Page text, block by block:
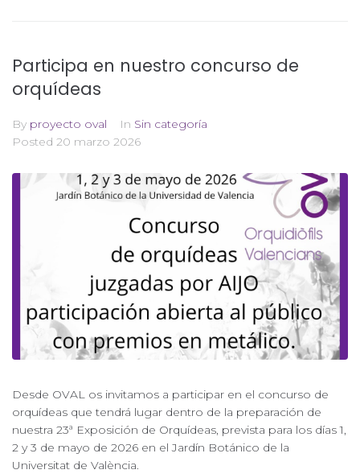
Participa en nuestro concurso de
orquídeas
By proyecto oval In Sin categoría
Posted 20 marzo 2026
Desde OVAL os invitamos a participar en el concurso de
orquídeas que tendrá lugar dentro de la preparación de
nuestra 23ª Exposición de Orquídeas, prevista para los días 1,
2 y 3 de mayo de 2026 en el Jardín Botánico de la
Universitat de València.